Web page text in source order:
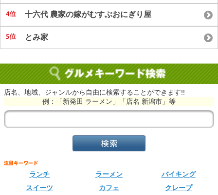
十六代 農家の嫁がむすぶおにぎり屋
とみ家
店名、地域、ジャンルから自由に検索することができます!!
例：「新発田 ラーメン」「店名 新潟市」等
ランチ ラーメン
バイキング
スイーツ
カフェ クレープ